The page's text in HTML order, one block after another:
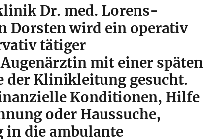
Dr. med. Lorens-
Dorsten wird ein operativ
tätiger
mit einer späten
der Klinikleitung gesucht.
Konditionen, Hilfe
oder Haussuche,
in die ambulante